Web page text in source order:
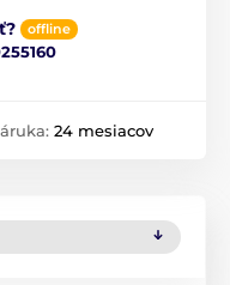
offline
24 mesiacov